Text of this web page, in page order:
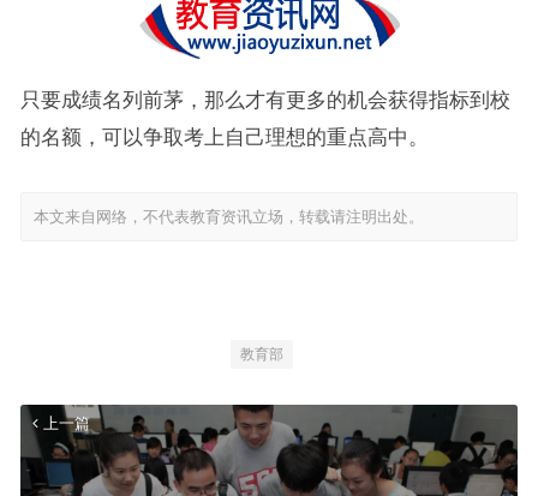
只要成绩名列前茅，那么才有更多的机会获得指标到校
的名额，可以争取考上自己理想的重点高中。
本文来自网络，不代表教育资讯立场，转载请注明出处。
教育部
上一篇